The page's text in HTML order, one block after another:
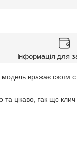
Інформація для
вражає своїм
цікаво, так що клич